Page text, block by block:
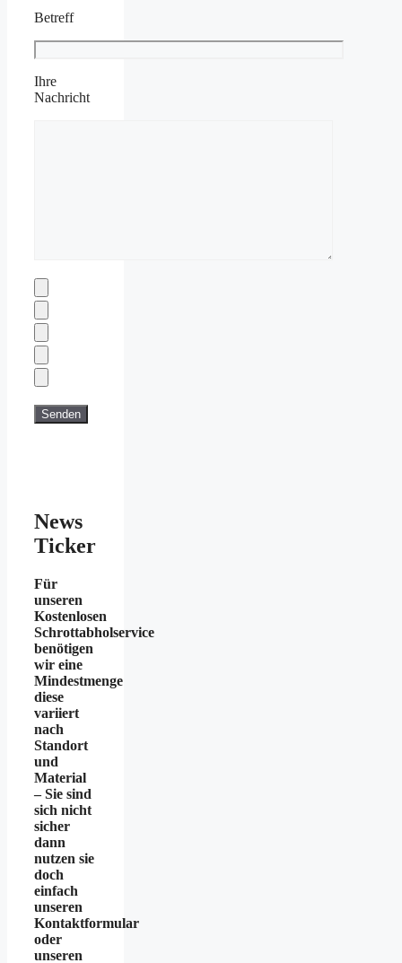
Betreff
Ihre
Nachricht
News
Ticker
Für
unseren
Kostenlosen
Schrottabholservice
benötigen
wir eine
Mindestmenge
diese
variiert
nach
Standort
und
Material
– Sie sind
sich nicht
sicher
dann
nutzen sie
doch
einfach
unseren
Kontaktformular
oder
unseren